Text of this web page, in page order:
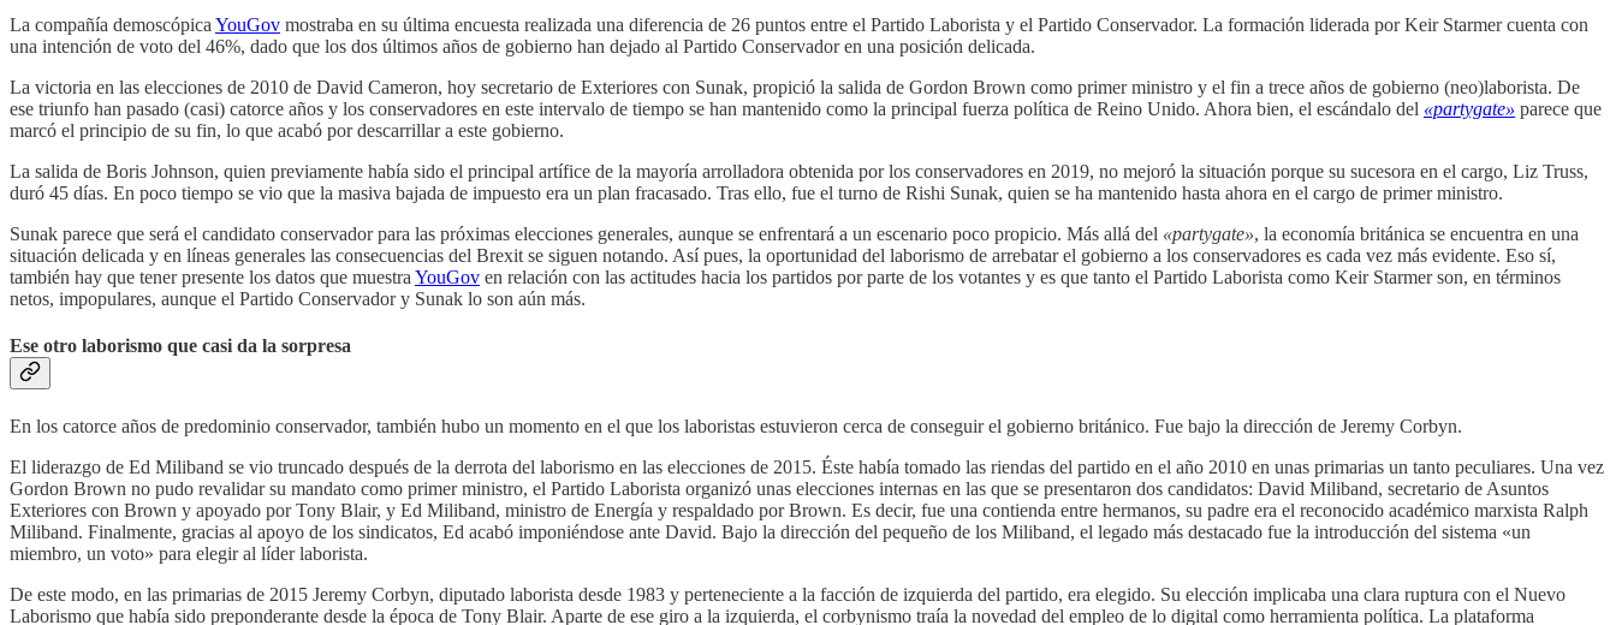
La compañía demoscópica YouGov mostraba en su última encuesta realizada una diferencia de 26 puntos entre el Partido Laborista y el Partido Conservador. La formación liderada por Keir Starmer cuenta con
una intención de voto del 46%, dado que los dos últimos años de gobierno han dejado al Partido Conservador en una posición delicada.
La victoria en las elecciones de 2010 de David Cameron, hoy secretario de Exteriores con Sunak, propició la salida de Gordon Brown como primer ministro y el fin a trece años de gobierno (neo)laborista. De
ese triunfo han pasado (casi) catorce años y los conservadores en este intervalo de tiempo se han mantenido como la principal fuerza política de Reino Unido. Ahora bien, el escándalo del «partygate» parece que
marcó el principio de su fin, lo que acabó por descarrillar a este gobierno.
La salida de Boris Johnson, quien previamente había sido el principal artífice de la mayoría arrolladora obtenida por los conservadores en 2019, no mejoró la situación porque su sucesora en el cargo, Liz Truss,
duró 45 días. En poco tiempo se vio que la masiva bajada de impuesto era un plan fracasado. Tras ello, fue el turno de Rishi Sunak, quien se ha mantenido hasta ahora en el cargo de primer ministro.
Sunak parece que será el candidato conservador para las próximas elecciones generales, aunque se enfrentará a un escenario poco propicio. Más allá del «partygate», la economía británica se encuentra en una
situación delicada y en líneas generales las consecuencias del Brexit se siguen notando. Así pues, la oportunidad del laborismo de arrebatar el gobierno a los conservadores es cada vez más evidente. Eso sí,
también hay que tener presente los datos que muestra YouGov en relación con las actitudes hacia los partidos por parte de los votantes y es que tanto el Partido Laborista como Keir Starmer son, en términos
netos, impopulares, aunque el Partido Conservador y Sunak lo son aún más.
Ese otro laborismo que casi da la sorpresa
En los catorce años de predominio conservador, también hubo un momento en el que los laboristas estuvieron cerca de conseguir el gobierno británico. Fue bajo la dirección de Jeremy Corbyn.
El liderazgo de Ed Miliband se vio truncado después de la derrota del laborismo en las elecciones de 2015. Éste había tomado las riendas del partido en el año 2010 en unas primarias un tanto peculiares. Una vez
Gordon Brown no pudo revalidar su mandato como primer ministro, el Partido Laborista organizó unas elecciones internas en las que se presentaron dos candidatos: David Miliband, secretario de Asuntos
Exteriores con Brown y apoyado por Tony Blair, y Ed Miliband, ministro de Energía y respaldado por Brown. Es decir, fue una contienda entre hermanos, su padre era el reconocido académico marxista Ralph
Miliband. Finalmente, gracias al apoyo de los sindicatos, Ed acabó imponiéndose ante David. Bajo la dirección del pequeño de los Miliband, el legado más destacado fue la introducción del sistema «un
miembro, un voto» para elegir al líder laborista.
De este modo, en las primarias de 2015 Jeremy Corbyn, diputado laborista desde 1983 y perteneciente a la facción de izquierda del partido, era elegido. Su elección implicaba una clara ruptura con el Nuevo
Laborismo que había sido preponderante desde la época de Tony Blair. Aparte de ese giro a la izquierda, el corbynismo traía la novedad del empleo de lo digital como herramienta política. La plataforma